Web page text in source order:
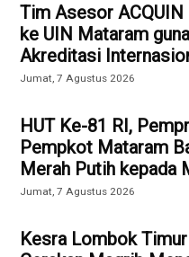
Tim Asesor
ke UIN Mataram
Akreditasi
Jumat, 7 Agustus 2026
HUT Ke-81 RI,
Pempkot Mataram
Merah Putih kepada
Jumat, 7 Agustus 2026
Kesra Lombok